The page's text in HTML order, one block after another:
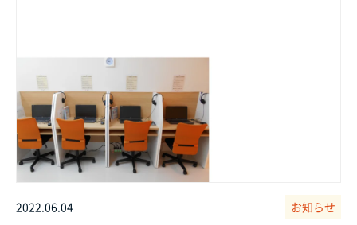
2022.06.04 お知らせ